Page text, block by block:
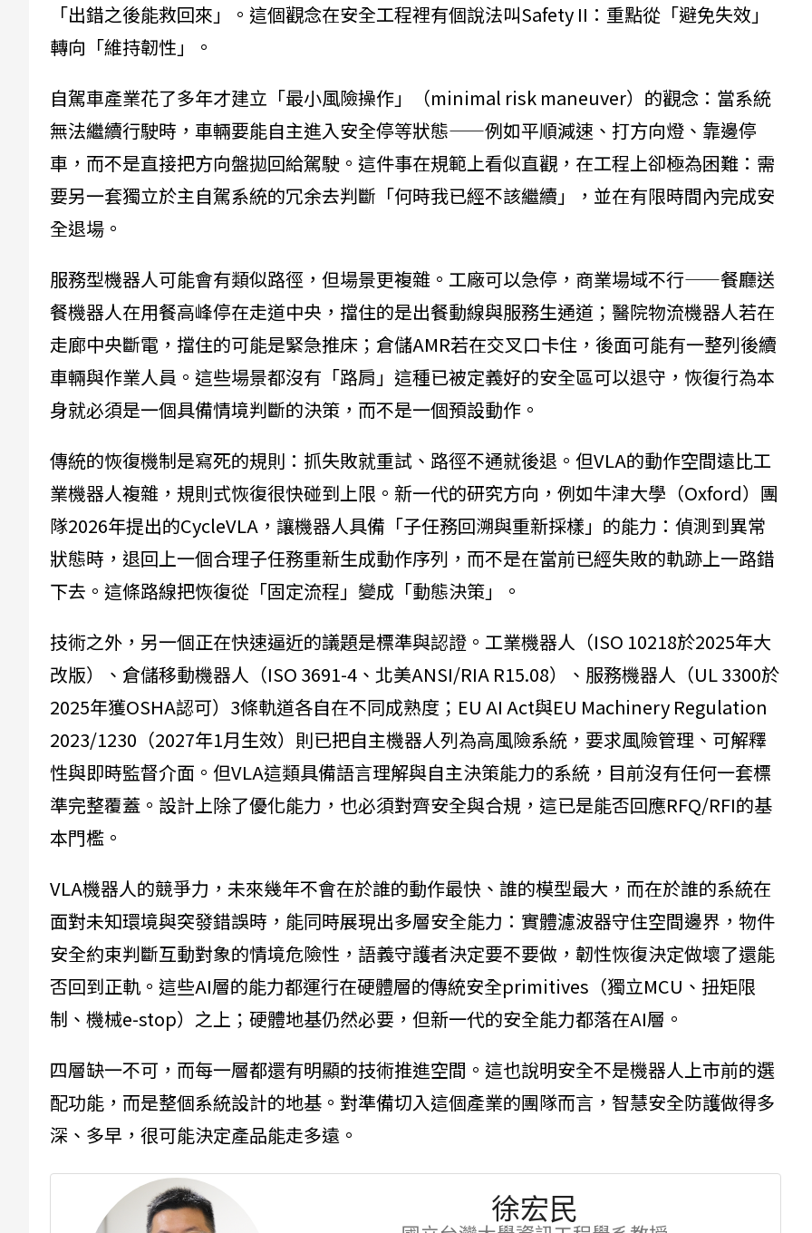
「出錯之後能救回來」。這個觀念在安全工程裡有個說法叫Safety II：重點從「避免失效」
轉向「維持韌性」。
自駕車產業花了多年才建立「最小風險操作」（minimal risk maneuver）的觀念：當系統
無法繼續行駛時，車輛要能自主進入安全停等狀態——例如平順減速、打方向燈、靠邊停
車，而不是直接把方向盤拋回給駕駛。這件事在規範上看似直觀，在工程上卻極為困難：需
要另一套獨立於主自駕系統的冗余去判斷「何時我已經不該繼續」，並在有限時間內完成安
全退場。
服務型機器人可能會有類似路徑，但場景更複雜。工廠可以急停，商業場域不行——餐廳送
餐機器人在用餐高峰停在走道中央，擋住的是出餐動線與服務生通道；醫院物流機器人若在
走廊中央斷電，擋住的可能是緊急推床；倉儲AMR若在交叉口卡住，後面可能有一整列後續
車輛與作業人員。這些場景都沒有「路肩」這種已被定義好的安全區可以退守，恢復行為本
身就必須是一個具備情境判斷的決策，而不是一個預設動作。
傳統的恢復機制是寫死的規則：抓失敗就重試、路徑不通就後退。但VLA的動作空間遠比工
業機器人複雜，規則式恢復很快碰到上限。新一代的研究方向，例如牛津大學（Oxford）團
隊2026年提出的CycleVLA，讓機器人具備「子任務回溯與重新採樣」的能力：偵測到異常
狀態時，退回上一個合理子任務重新生成動作序列，而不是在當前已經失敗的軌跡上一路錯
下去。這條路線把恢復從「固定流程」變成「動態決策」。
技術之外，另一個正在快速逼近的議題是標準與認證。工業機器人（ISO 10218於2025年大
改版）、倉儲移動機器人（ISO 3691-4、北美ANSI/RIA R15.08）、服務機器人（UL 3300於
2025年獲OSHA認可）3條軌道各自在不同成熟度；EU AI Act與EU Machinery Regulation
2023/1230（2027年1月生效）則已把自主機器人列為高風險系統，要求風險管理、可解釋
性與即時監督介面。但VLA這類具備語言理解與自主決策能力的系統，目前沒有任何一套標
準完整覆蓋。設計上除了優化能力，也必須對齊安全與合規，這已是能否回應RFQ/RFI的基
本門檻。
VLA機器人的競爭力，未來幾年不會在於誰的動作最快、誰的模型最大，而在於誰的系統在
面對未知環境與突發錯誤時，能同時展現出多層安全能力：實體濾波器守住空間邊界，物件
安全約束判斷互動對象的情境危險性，語義守護者決定要不要做，韌性恢復決定做壞了還能
否回到正軌。這些AI層的能力都運行在硬體層的傳統安全primitives（獨立MCU、扭矩限
制、機械e-stop）之上；硬體地基仍然必要，但新一代的安全能力都落在AI層。
四層缺一不可，而每一層都還有明顯的技術推進空間。這也說明安全不是機器人上市前的選
配功能，而是整個系統設計的地基。對準備切入這個產業的團隊而言，智慧安全防護做得多
深、多早，很可能決定產品能走多遠。
徐宏民